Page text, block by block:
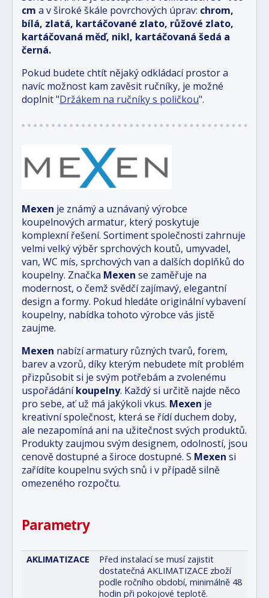
cm a v široké škále povrchových úprav: chrom,
bílá, zlatá, kartáčované zlato, růžové zlato,
kartáčovaná měď, nikl, kartáčovaná šedá a
černá.
Pokud budete chtít nějaký odkládací prostor a
navíc možnost kam zavěsit ručníky, je možné
doplnit "Držákem na ručníky s poličkou".
Mexen je známý a uznávaný výrobce
koupelnových armatur, který poskytuje
komplexní řešení. Sortiment společnosti zahrnuje
velmi velký výběr sprchových koutů, umyvadel,
van, WC mís, sprchových van a dalších doplňků do
koupelny. Značka Mexen se zaměřuje na
modernost, o čemž svědčí zajímavý, elegantní
design a formy. Pokud hledáte originální vybavení
koupelny, nabídka tohoto výrobce vás jistě
zaujme.
Mexen nabízí armatury různých tvarů, forem,
barev a vzorů, díky kterým nebudete mít problém
přizpůsobit si je svým potřebám a zvolenému
uspořádání koupelny. Každý si určitě najde něco
pro sebe, ať už má jakýkoli vkus. Mexen je
kreativní společnost, která se řídí duchem doby,
ale nezapomíná ani na užitečnost svých produktů.
Produkty zaujmou svým designem, odolností, jsou
cenově dostupné a široce dostupné. S Mexen si
zařídíte koupelnu svých snů i v případě silně
omezeného rozpočtu.
Parametry
AKLIMATIZACE
Před instalací se musí zajistit
dostatečná AKLIMATIZACE zboží
podle ročního období, minimálně 48
hodin při pokojové teplotě.